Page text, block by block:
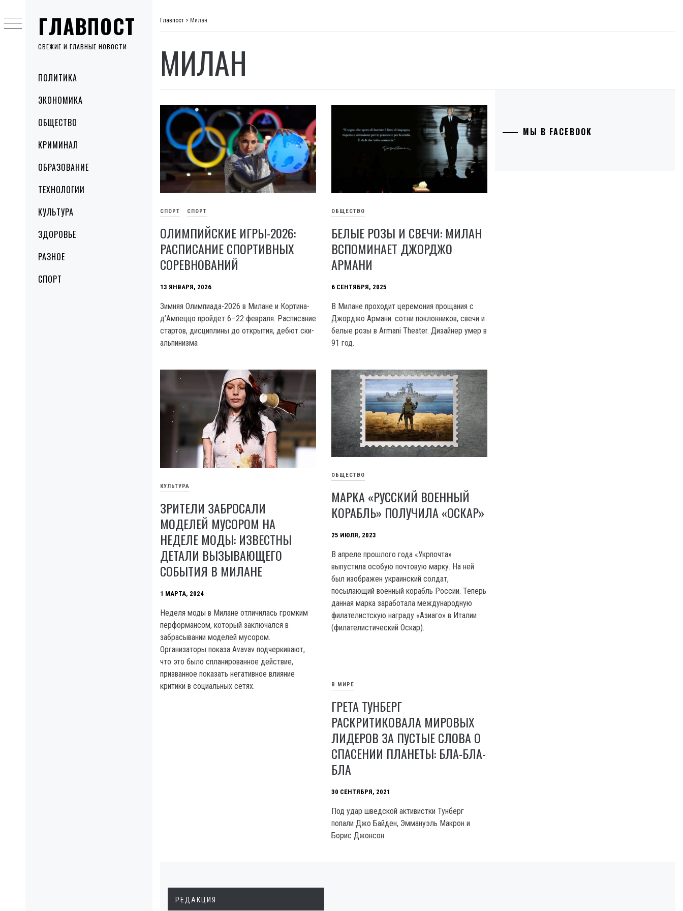
ГЛАВПОСТ
СВЕЖИЕ И ГЛАВНЫЕ НОВОСТИ
MenuПОЛИТИКА
ЭКОНОМИКА
ОБЩЕСТВО
КРИМИНАЛ
ОБРАЗОВАНИЕ
ТЕХНОЛОГИИ
КУЛЬТУРА
ЗДОРОВЬЕ
РАЗНОЕ
СПОРТ
to
content
Главпост > Милан
МИЛАН
СПОРТ СПОРТ
ОЛИМПИЙСКИЕ ИГРЫ-2026:
РАСПИСАНИЕ СПОРТИВНЫХ
СОРЕВНОВАНИЙ
13 ЯНВАРЯ, 2026
Зимняя Олимпиада-2026 в Милане и Кортина-
д’Ампеццо пройдет 6–22 февраля. Расписание
стартов, дисциплины до открытия, дебют ски-
альпинизма
ОБЩЕСТВО
БЕЛЫЕ РОЗЫ И СВЕЧИ: МИЛАН
ВСПОМИНАЕТ ДЖОРДЖО
АРМАНИ
6 СЕНТЯБРЯ, 2025
В Милане проходит церемония прощания с
Джорджо Армани: сотни поклонников, свечи и
белые розы в Armani Theater. Дизайнер умер в
91 год.
КУЛЬТУРА
ЗРИТЕЛИ ЗАБРОСАЛИ
МОДЕЛЕЙ МУСОРОМ НА
НЕДЕЛЕ МОДЫ: ИЗВЕСТНЫ
ДЕТАЛИ ВЫЗЫВАЮЩЕГО
СОБЫТИЯ В МИЛАНЕ
1 МАРТА, 2024
Неделя моды в Милане отличилась громким
перформансом, который заключался в
забрасывании моделей мусором.
Организаторы показа Avavav подчеркивают,
что это было спланированное действие,
призванное показать негативное влияние
критики в социальных сетях.
ОБЩЕСТВО
МАРКА «РУССКИЙ ВОЕННЫЙ
КОРАБЛЬ» ПОЛУЧИЛА «ОСКАР»
25 ИЮЛЯ, 2023
В апреле прошлого года «Укрпочта»
выпустила особую почтовую марку. На ней
был изображен украинский солдат,
посылающий военный корабль России. Теперь
данная марка заработала международную
филателистскую награду «Азиаго» в Италии
(филателистический Оскар).
В МИРЕ
ГРЕТА ТУНБЕРГ
РАСКРИТИКОВАЛА МИРОВЫХ
ЛИДЕРОВ ЗА ПУСТЫЕ СЛОВА О
СПАСЕНИИ ПЛАНЕТЫ: БЛА-БЛА-
БЛА
30 СЕНТЯБРЯ, 2021
Под удар шведской активистки Тунберг
попали Джо Байден, Эммануэль Макрон и
Борис Джонсон.
МЫ В FACEBOOK
РЕДАКЦИЯ